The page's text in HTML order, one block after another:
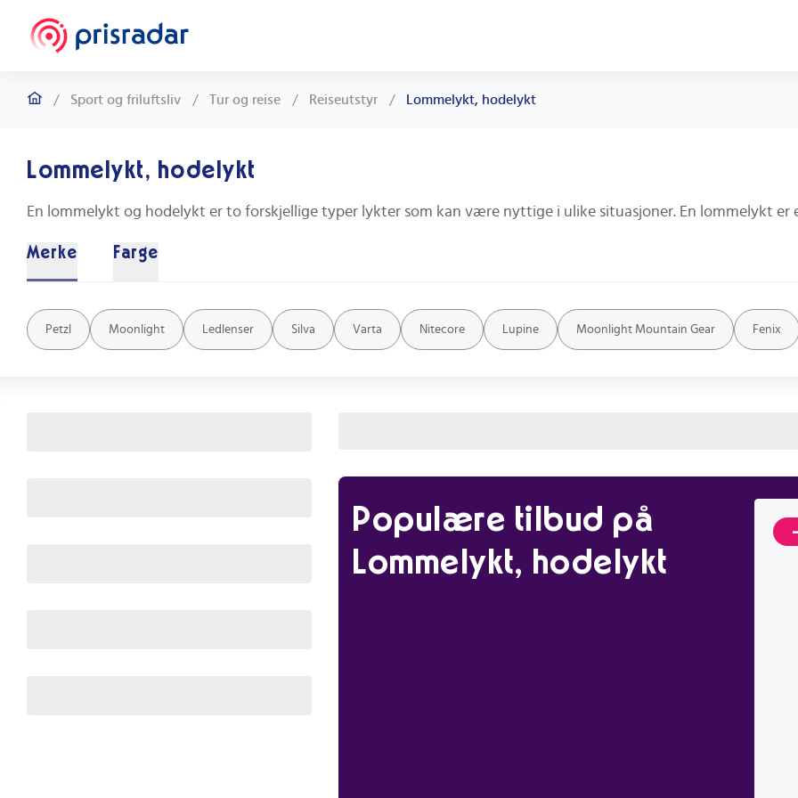
/ Sport og friluftsliv / Tur og reise / Reiseutstyr / Lommelykt, hodelykt
Lommelykt, hodelykt
Merke Farge
Petzl Moonlight Ledlenser Silva Varta Nitecore Lupine Moonlight Mountain Gear Fenix
Svart
Hvit
Grønn
Grå
Gul
Rød
Blå
Oransje
Rosa
Populære tilbud på
Lommelykt, hodelykt